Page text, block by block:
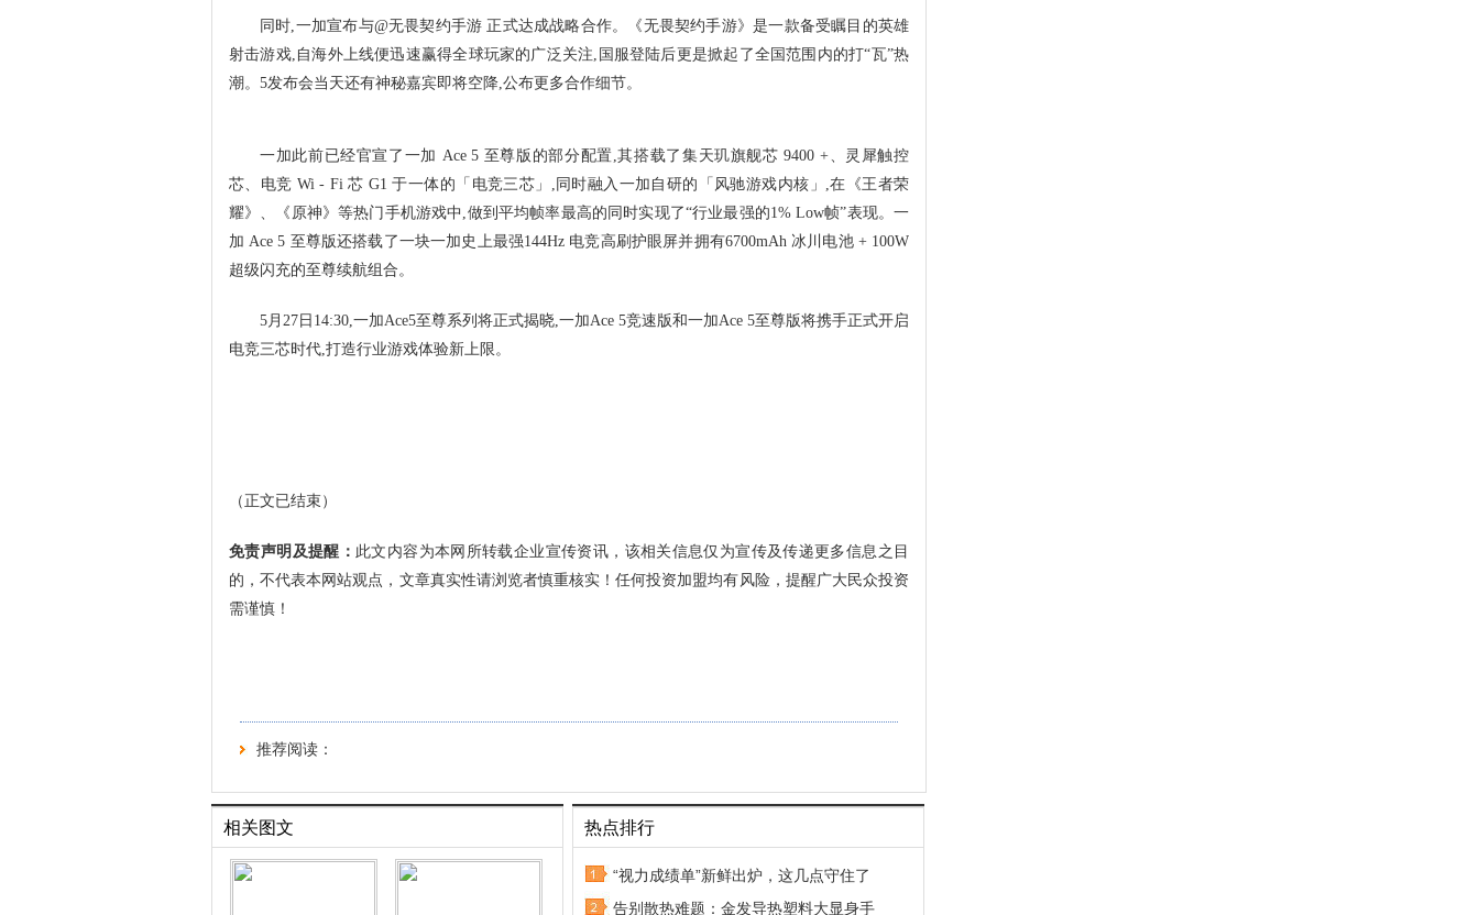
同时,一加宣布与@无畏契约手游 正式达成战略合作。《无畏契约手游》是一款备受瞩目的英雄
射击游戏,自海外上线便迅速赢得全球玩家的广泛关注,国服登陆后更是掀起了全国范围内的打“瓦”热
潮。5发布会当天还有神秘嘉宾即将空降,公布更多合作细节。
一加此前已经官宣了一加 Ace 5 至尊版的部分配置,其搭载了集天玑旗舰芯 9400 +、灵犀触控
芯、电竞 Wi - Fi 芯 G1 于一体的「电竞三芯」,同时融入一加自研的「风驰游戏内核」,在《王者荣
耀》、《原神》等热门手机游戏中,做到平均帧率最高的同时实现了“行业最强的1% Low帧”表现。一
加 Ace 5 至尊版还搭载了一块一加史上最强144Hz 电竞高刷护眼屏并拥有6700mAh 冰川电池 + 100W
超级闪充的至尊续航组合。
5月27日14:30,一加Ace5至尊系列将正式揭晓,一加Ace 5竞速版和一加Ace 5至尊版将携手正式开启
电竞三芯时代,打造行业游戏体验新上限。
（正文已结束）
免责声明及提醒： 此文内容为本网所转载企业宣传资讯，该相关信息仅为宣传及传递更多信息之目
的，不代表本网站观点，文章真实性请浏览者慎重核实！任何投资加盟均有风险，提醒广大民众投资
需谨慎！
推荐阅读：
相关图文 热点排行
“视力成绩单”新鲜出炉，这几点守住了
告别散热难题：金发导热塑料大显身手